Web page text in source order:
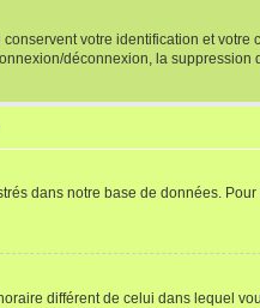
votre identification et
déconnexion, la suppression
dans notre base de données.
différent de celui dans lequel